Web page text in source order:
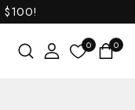
$100!
0 0